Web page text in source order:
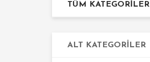
TÜM KATEGORILER
ALT KATEGORILER